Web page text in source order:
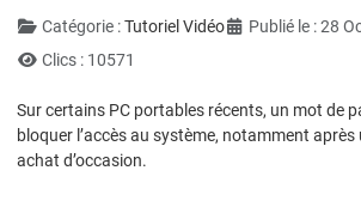
DétailsCatégorie :Tutoriel Vidéo
Publié le : 28
Clics : 10571
Sur certains PC portables récents, un mot de
bloquer l’accès au système, notamment après
achat d’occasion.